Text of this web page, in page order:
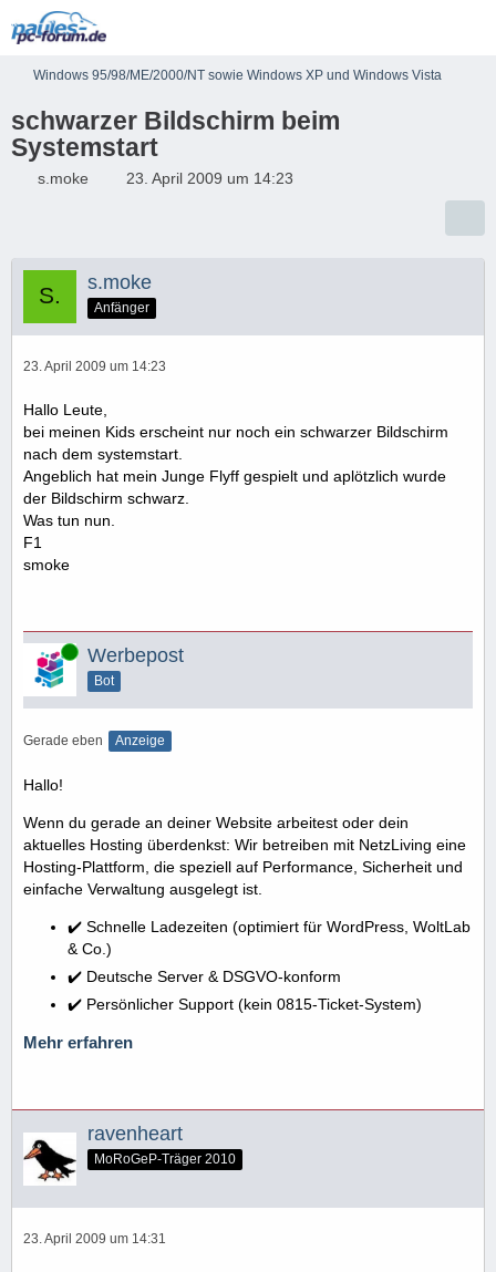
Windows 95/98/ME/2000/NT sowie Windows XP und Windows Vista
schwarzer Bildschirm beim
Systemstart
s.moke 23. April 2009 um 14:23
s.moke
Anfänger
23. April 2009 um 14:23
Hallo Leute,
bei meinen Kids erscheint nur noch ein schwarzer Bildschirm
nach dem systemstart.
Angeblich hat mein Junge Flyff gespielt und aplötzlich wurde
der Bildschirm schwarz.
Was tun nun.
F1
smoke
Online Werbepost
Bot
Gerade eben Anzeige
Hallo!
Wenn du gerade an deiner Website arbeitest oder dein
aktuelles Hosting überdenkst: Wir betreiben mit NetzLiving eine
Hosting-Plattform, die speziell auf Performance, Sicherheit und
einfache Verwaltung ausgelegt ist.
✔️ Schnelle Ladezeiten (optimiert für WordPress, WoltLab
& Co.)
✔️ Deutsche Server & DSGVO-konform
✔️ Persönlicher Support (kein 0815-Ticket-System)
Mehr erfahren
ravenheart
MoRoGeP-Träger 2010
23. April 2009 um 14:31